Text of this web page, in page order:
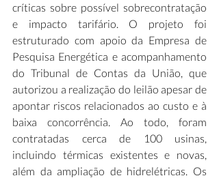
críticas sobre possível sobrecontratação
e impacto tarifário. O projeto foi
estruturado com apoio da Empresa de
Pesquisa Energética e acompanhamento
do Tribunal de Contas da União, que
autorizou a realização do leilão apesar de
apontar riscos relacionados ao custo e à
baixa concorrência. Ao todo, foram
contratadas cerca de 100 usinas,
incluindo térmicas existentes e novas,
além da ampliação de hidrelétricas. Os